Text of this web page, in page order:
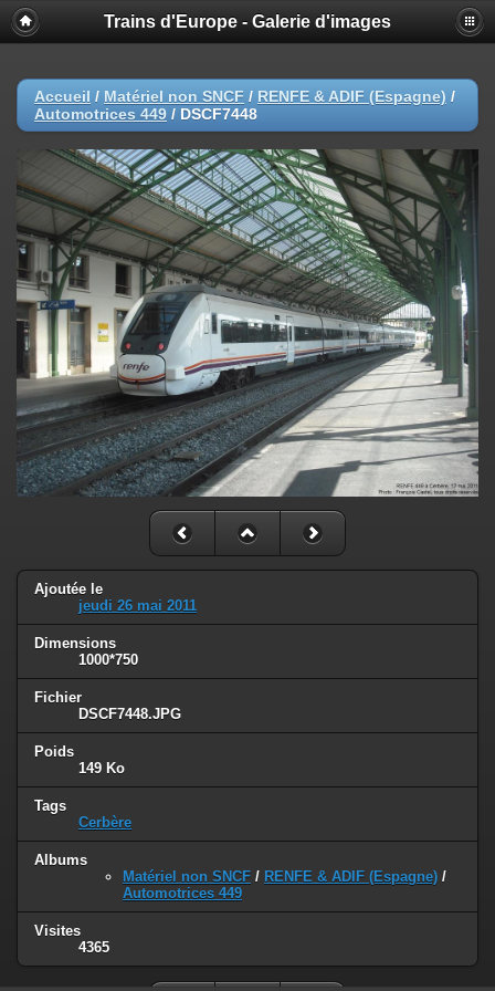
Trains d'Europe - Galerie d'images
Accueil / Matériel non SNCF / RENFE & ADIF (Espagne) /
Automotrices 449 / DSCF7448
Ajoutée le
jeudi 26 mai 2011
Dimensions
1000*750
Fichier
DSCF7448.JPG
Poids
149 Ko
Tags
Cerbère
Albums
Matériel non SNCF / RENFE & ADIF (Espagne) /
Automotrices 449
Visites
4365